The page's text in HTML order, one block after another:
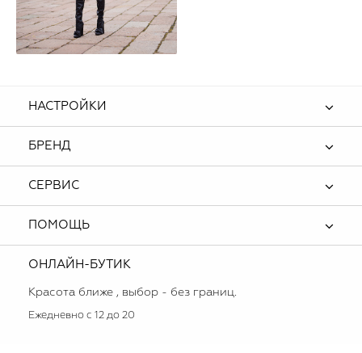
НАСТРОЙКИ
БРЕНД
СЕРВИС
ПОМОЩЬ
ОНЛАЙН-БУТИК
Красота ближе , выбор - без границ.
Ежедневно с 12 до 20